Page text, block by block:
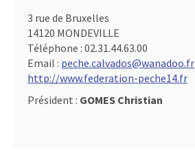
3 rue de Bruxelles
14120 MONDEVILLE
Téléphone : 02.31.44.63.00
Email : peche.calvados@wanadoo.fr
http://www.federation-peche14.fr
Président : GOMES Christian